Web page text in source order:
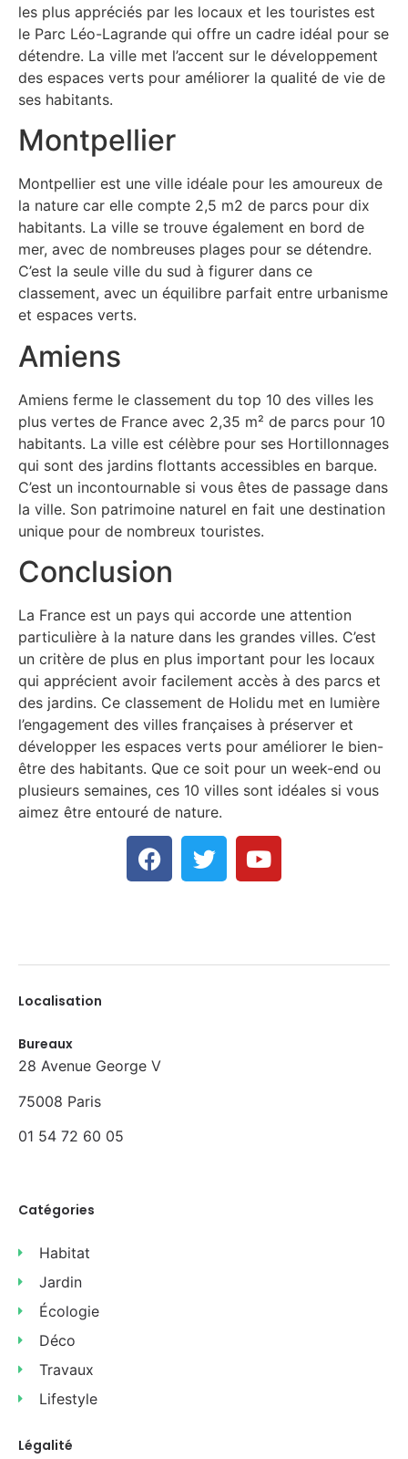
les plus appréciés par les locaux et les touristes est
le Parc Léo-Lagrande qui offre un cadre idéal pour se
détendre. La ville met l’accent sur le développement
des espaces verts pour améliorer la qualité de vie de
ses habitants.
Montpellier
Montpellier est une ville idéale pour les amoureux de
la nature car elle compte 2,5 m2 de parcs pour dix
habitants. La ville se trouve également en bord de
mer, avec de nombreuses plages pour se détendre.
C’est la seule ville du sud à figurer dans ce
classement, avec un équilibre parfait entre urbanisme
et espaces verts.
Amiens
Amiens ferme le classement du top 10 des villes les
plus vertes de France avec 2,35 m² de parcs pour 10
habitants. La ville est célèbre pour ses Hortillonnages
qui sont des jardins flottants accessibles en barque.
C’est un incontournable si vous êtes de passage dans
la ville. Son patrimoine naturel en fait une destination
unique pour de nombreux touristes.
Conclusion
La France est un pays qui accorde une attention
particulière à la nature dans les grandes villes. C’est
un critère de plus en plus important pour les locaux
qui apprécient avoir facilement accès à des parcs et
des jardins. Ce classement de Holidu met en lumière
l’engagement des villes françaises à préserver et
développer les espaces verts pour améliorer le bien-
être des habitants. Que ce soit pour un week-end ou
plusieurs semaines, ces 10 villes sont idéales si vous
aimez être entouré de nature.
Localisation
Bureaux
28 Avenue George V
75008 Paris
01 54 72 60 05
Catégories
Habitat
Jardin
Écologie
Déco
Travaux
Lifestyle
Légalité